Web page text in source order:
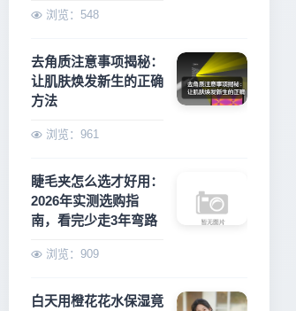
浏览：548
去角质注意事项揭秘：
让肌肤焕发新生的正确
方法
浏览：961
睫毛夹怎么选才好用：
2026年实测选购指
南，看完少走3年弯路
浏览：909
白天用橙花花水保湿竟